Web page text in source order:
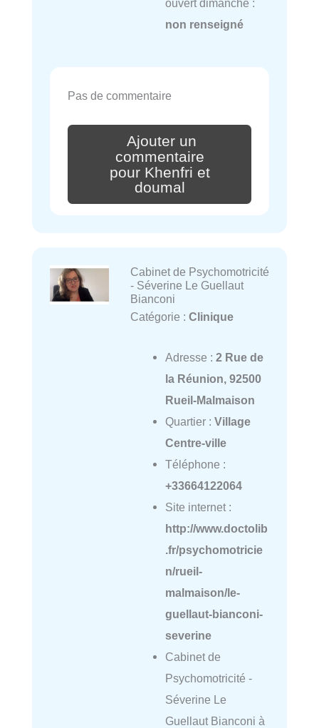
ouvert dimanche :
non renseigné
Pas de commentaire
Ajouter un
commentaire
pour Khenfri et
doumal
Cabinet de Psychomotricité
- Séverine Le Guellaut
Bianconi
Catégorie : Clinique
Adresse : 2 Rue de
la Réunion, 92500
Rueil-Malmaison
Quartier : Village
Centre-ville
Téléphone :
+33664122064
Site internet :
http://www.doctolib
.fr/psychomotricie
n/rueil-
malmaison/le-
guellaut-bianconi-
severine
Cabinet de
Psychomotricité -
Séverine Le
Guellaut Bianconi à